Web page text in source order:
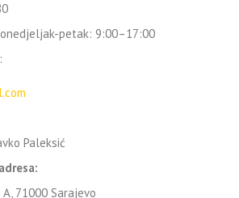
petak: 9:00–17:00
Paleksić
71000 Sarajevo